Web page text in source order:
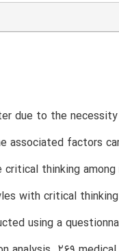
due to the
associated factors
thinking
with critical
using a